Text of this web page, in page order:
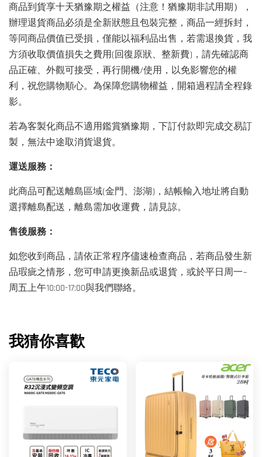
商品到貨享十天猶豫期之權益（注意！猶豫期非試用期），
辦理退貨商品必須是全新狀態且包裝完整，商品一經拆封，
等同商品價值已受損，僅能以福利品出售，若需退換貨，我
方須收取價值損失之費用(回復原狀、整新費)，請先確認商
品正確、外觀可接受，再行開機/使用，以免影響您的權
利，祝您購物順心。為保障您購物權益，開箱過程請全程錄
影。
若為客製化商品不適用鑑賞猶豫期，下訂付款即完成交易訂
製，無法中途取消貨退貨。
運送服務：
此商品可配送離島區域(金門、澎湖)，結帳輸入地址將自動
選擇離島配送，離島需加收運費，請見諒。
售後服務：
如您收到商品，請依正常程序儘速檢查商品，若商品發生新
品瑕疵之情形，您可申請更換新品或退貨，或於平日周一~
周五上午10:00-17:00與我們聯絡。
我猜你喜歡